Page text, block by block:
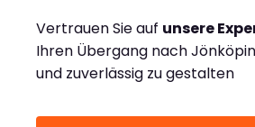
Vertrauen Sie auf unsere
Ihren Übergang nach
und zuverlässig zu gestalten